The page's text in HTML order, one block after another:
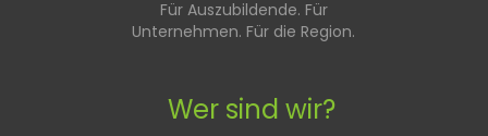
Für Auszubildende. Für
Unternehmen. Für die Region.
Wer sind wir?